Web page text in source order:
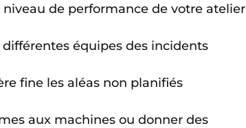
niveau de performance de votre atelier
équipes des incidents
fine les aléas non planifiés
aux machines ou donner des